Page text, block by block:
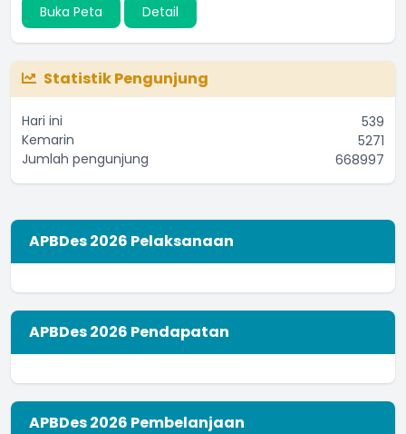
Buka Peta Detail
Statistik Pengunjung
Hari ini
539
Kemarin
5271
Jumlah pengunjung
668997
APBDes 2026 Pelaksanaan
APBDes 2026 Pendapatan
APBDes 2026 Pembelanjaan